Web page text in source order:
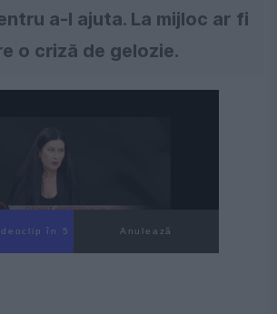
a-l ajuta. La mijloc ar fi
o criză de gelozie.
în 4 Anulează